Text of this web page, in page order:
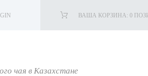
ВАША КОРЗИНА: 0
чая в Казахстане